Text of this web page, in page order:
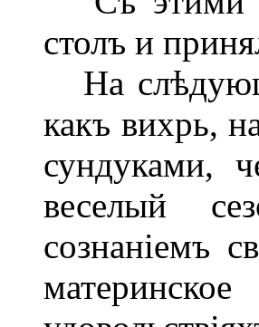
столъ и
На
какъ вихрь,
сундуками,
веселый
сознаніемъ